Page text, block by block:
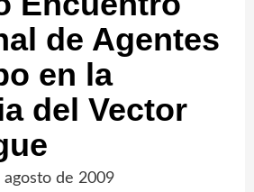
de Agentes
en la
del Vector
de 2009